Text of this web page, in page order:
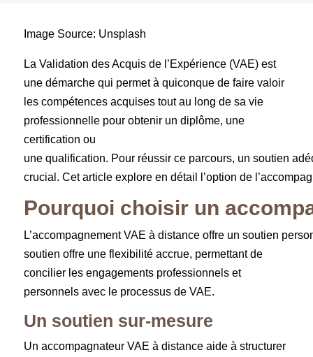
Image Source: Unsplash
La Validation des Acquis de l’Expérience (VAE) est
une démarche qui permet à quiconque de faire valoir
les compétences acquises tout au long de sa vie
professionnelle pour obtenir un diplôme, une
certification ou
une qualification. Pour réussir ce parcours, un soutien
crucial. Cet article explore en détail l’option de
Pourquoi choisir un
L’accompagnement VAE à distance offre un soutien
soutien offre une flexibilité accrue, permettant de
concilier les engagements professionnels et
personnels avec le processus de VAE.
Un soutien sur-mesure
Un accompagnateur VAE à distance aide à structurer